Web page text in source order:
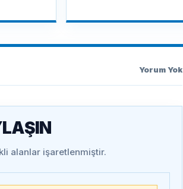
Yorum Yok
alanlar işaretlenmiştir.